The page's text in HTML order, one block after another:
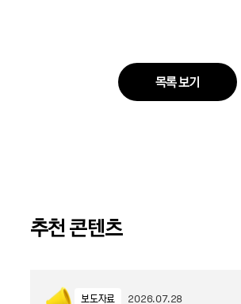
목록 보기
추천 콘텐츠
보도자료 2026.07.28